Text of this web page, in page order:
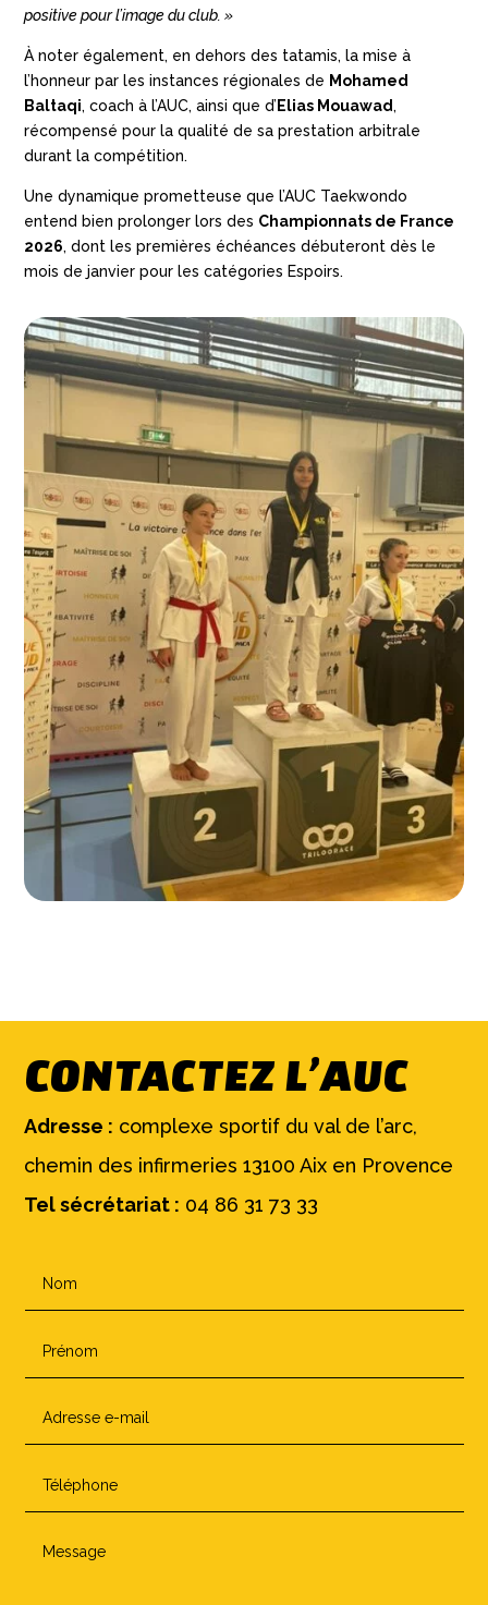
positive pour l’image du club. »
À noter également, en dehors des tatamis, la mise à
l’honneur par les instances régionales de Mohamed
Baltaqi, coach à l’AUC, ainsi que d’ Elias Mouawad,
récompensé pour la qualité de sa prestation arbitrale
durant la compétition.
Une dynamique prometteuse que l’AUC Taekwondo
entend bien prolonger lors des Championnats de France
2026, dont les premières échéances débuteront dès le
mois de janvier pour les catégories Espoirs.
CONTACTEZ L’AUC
Adresse : complexe sportif du val de l’arc,
chemin des infirmeries 13100 Aix en Provence
Tel sécrétariat : 04 86 31 73 33